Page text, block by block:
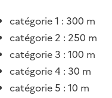
catégorie 1 : 300 m
catégorie 2 : 250 m
catégorie 3 : 100 m
catégorie 4 : 30 m
catégorie 5 : 10 m